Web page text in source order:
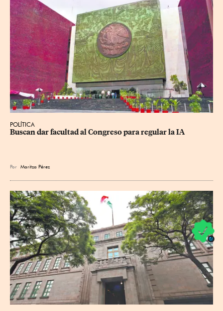
POLÍTICA
Buscan dar facultad al Congreso para regular la IA
Por Maritza Pérez